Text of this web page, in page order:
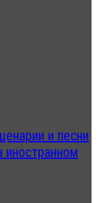
и песни
иностранном